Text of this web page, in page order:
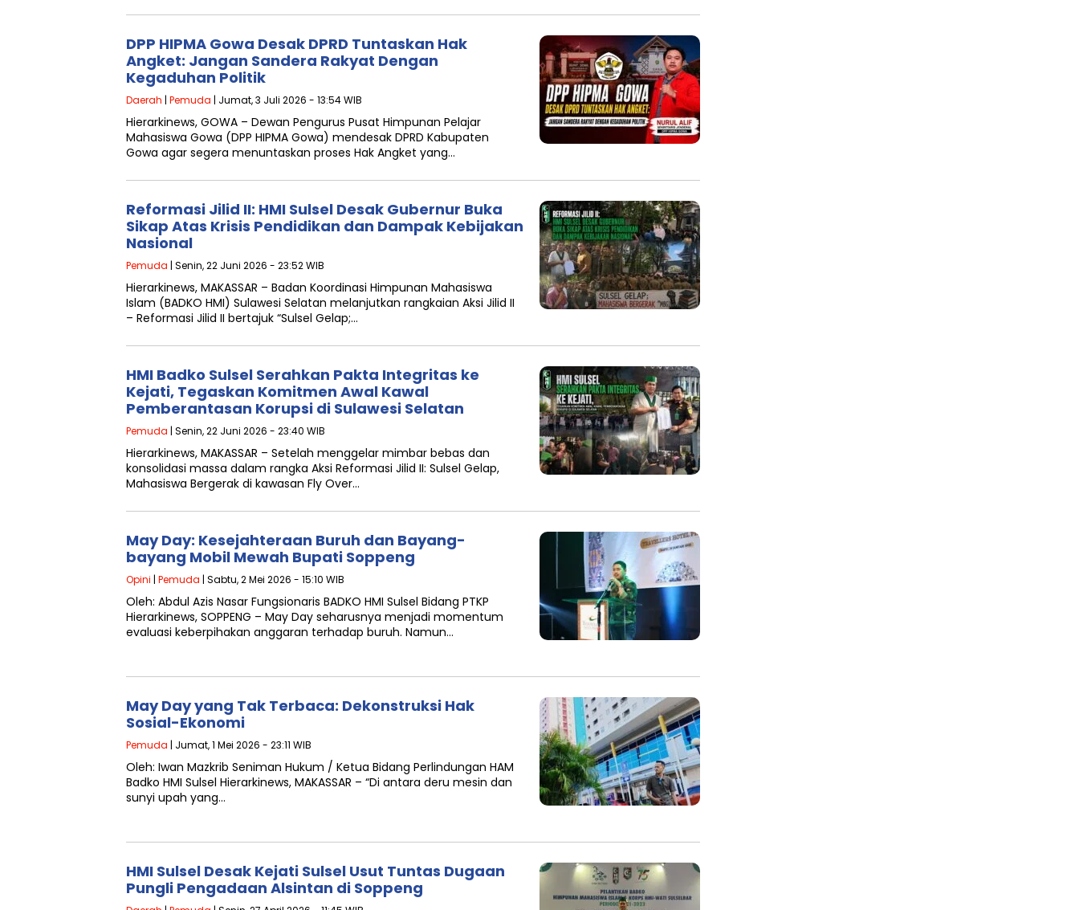
DPP HIPMA Gowa Desak DPRD Tuntaskan Hak
Angket: Jangan Sandera Rakyat Dengan
Kegaduhan Politik
Daerah | Pemuda | Jumat, 3 Juli 2026 - 13:54 WIB
Hierarkinews, GOWA – Dewan Pengurus Pusat Himpunan Pelajar
Mahasiswa Gowa (DPP HIPMA Gowa) mendesak DPRD Kabupaten
Gowa agar segera menuntaskan proses Hak Angket yang…
Reformasi Jilid II: HMI Sulsel Desak Gubernur Buka
Sikap Atas Krisis Pendidikan dan Dampak Kebijakan
Nasional
Pemuda | Senin, 22 Juni 2026 - 23:52 WIB
Hierarkinews, MAKASSAR – Badan Koordinasi Himpunan Mahasiswa
Islam (BADKO HMI) Sulawesi Selatan melanjutkan rangkaian Aksi Jilid II
– Reformasi Jilid II bertajuk “Sulsel Gelap;…
HMI Badko Sulsel Serahkan Pakta Integritas ke
Kejati, Tegaskan Komitmen Awal Kawal
Pemberantasan Korupsi di Sulawesi Selatan
Pemuda | Senin, 22 Juni 2026 - 23:40 WIB
Hierarkinews, MAKASSAR – Setelah menggelar mimbar bebas dan
konsolidasi massa dalam rangka Aksi Reformasi Jilid II: Sulsel Gelap,
Mahasiswa Bergerak di kawasan Fly Over…
May Day: Kesejahteraan Buruh dan Bayang-
bayang Mobil Mewah Bupati Soppeng
Opini | Pemuda | Sabtu, 2 Mei 2026 - 15:10 WIB
Oleh: Abdul Azis Nasar Fungsionaris BADKO HMI Sulsel Bidang PTKP
Hierarkinews, SOPPENG – May Day seharusnya menjadi momentum
evaluasi keberpihakan anggaran terhadap buruh. Namun…
May Day yang Tak Terbaca: Dekonstruksi Hak
Sosial-Ekonomi
Pemuda | Jumat, 1 Mei 2026 - 23:11 WIB
Oleh: Iwan Mazkrib Seniman Hukum / Ketua Bidang Perlindungan HAM
Badko HMI Sulsel Hierarkinews, MAKASSAR – “Di antara deru mesin dan
sunyi upah yang…
HMI Sulsel Desak Kejati Sulsel Usut Tuntas Dugaan
Pungli Pengadaan Alsintan di Soppeng